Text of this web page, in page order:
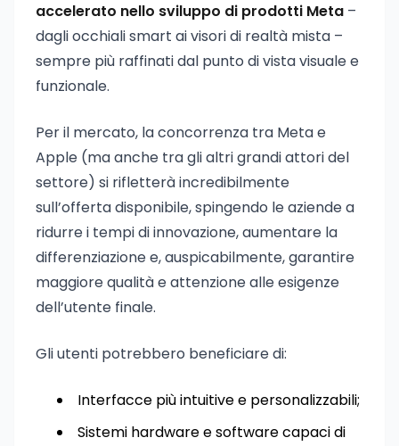
accelerato nello sviluppo di prodotti Meta –
dagli occhiali smart ai visori di realtà mista –
sempre più raffinati dal punto di vista visuale e
funzionale.
Per il mercato, la concorrenza tra Meta e
Apple (ma anche tra gli altri grandi attori del
settore) si rifletterà incredibilmente
sull’offerta disponibile, spingendo le aziende a
ridurre i tempi di innovazione, aumentare la
differenziazione e, auspicabilmente, garantire
maggiore qualità e attenzione alle esigenze
dell’utente finale.
Gli utenti potrebbero beneficiare di:
Interfacce più intuitive e personalizzabili;
Sistemi hardware e software capaci di